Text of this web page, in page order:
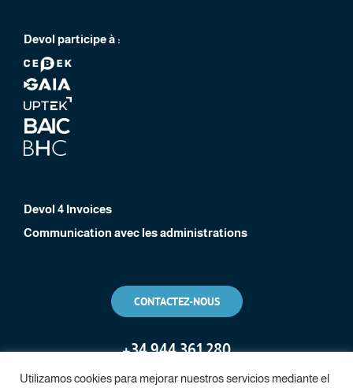
Devol participe à :
Devol 4 Invoices
Communication avec les administrations
CONTACTEZ-NOUS
+34 944 361 280
Utilizamos cookies para mejorar nuestros servicios mediante el